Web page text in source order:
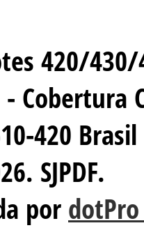
420/
Cobertura
420 Brasil
SJPDF.
por